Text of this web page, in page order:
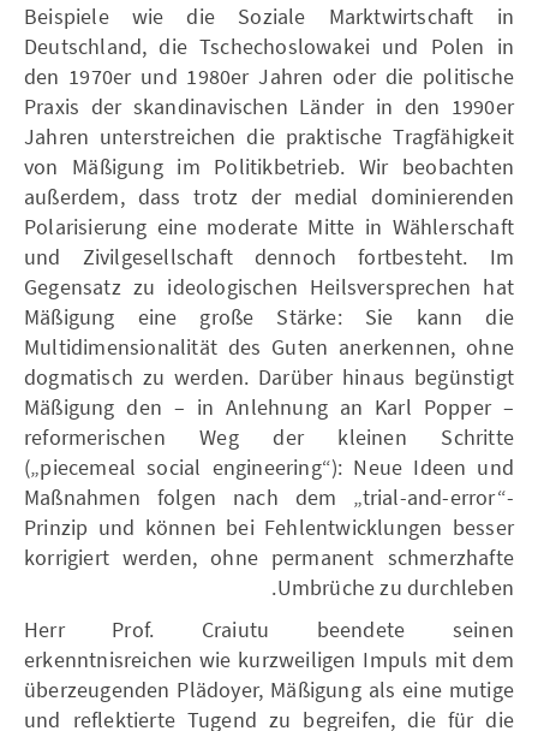
Beispiele wie die Soziale Marktwirtschaft in
Deutschland, die Tschechoslowakei und Polen in
den 1970er und 1980er Jahren oder die politische
Praxis der skandinavischen Länder in den 1990er
Jahren unterstreichen die praktische Tragfähigkeit
von Mäßigung im Politikbetrieb. Wir beobachten
außerdem, dass trotz der medial dominierenden
Polarisierung eine moderate Mitte in Wählerschaft
und Zivilgesellschaft dennoch fortbesteht. Im
Gegensatz zu ideologischen Heilsversprechen hat
Mäßigung eine große Stärke: Sie kann die
Multidimensionalität des Guten anerkennen, ohne
dogmatisch zu werden. Darüber hinaus begünstigt
Mäßigung den – in Anlehnung an Karl Popper –
reformerischen Weg der kleinen Schritte
(„piecemeal social engineering“): Neue Ideen und
Maßnahmen folgen nach dem „trial-and-error“-
Prinzip und können bei Fehlentwicklungen besser
korrigiert werden, ohne permanent schmerzhafte
Umbrüche zu durchleben.
Herr Prof. Craiutu beendete seinen
erkenntnisreichen wie kurzweiligen Impuls mit dem
überzeugenden Plädoyer, Mäßigung als eine mutige
und reflektierte Tugend zu begreifen, die für die